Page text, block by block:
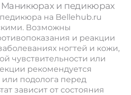
Маникюрах и педикюрах
на Bellehub.ru
Возможны
и реакции
ногтей и кожи,
чувствительности или
рекомендуется
или подолога перед
зависит от состояния